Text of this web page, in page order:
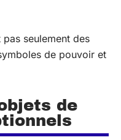
seulement des
de pouvoir et
de